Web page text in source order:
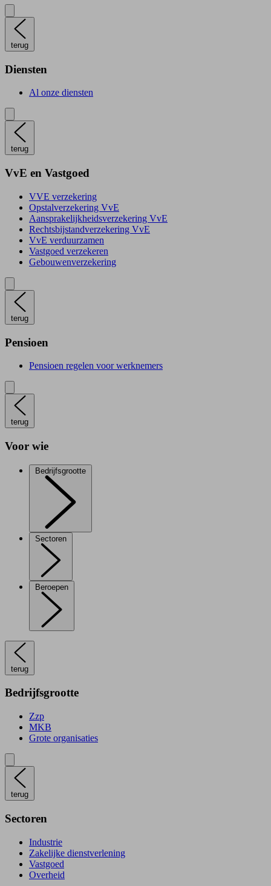
terug
Diensten
Al onze diensten
terug
VvE en Vastgoed
VVE verzekering
Opstalverzekering VvE
Aansprakelijkheidsverzekering VvE
Rechtsbijstandverzekering VvE
VvE verduurzamen
Vastgoed verzekeren
Gebouwenverzekering
terug
Pensioen
Pensioen regelen voor werknemers
terug
Voor wie
Bedrijfsgrootte
Sectoren
Beroepen
terug
Bedrijfsgrootte
Zzp
MKB
Grote organisaties
terug
Sectoren
Industrie
Zakelijke dienstverlening
Vastgoed
Overheid